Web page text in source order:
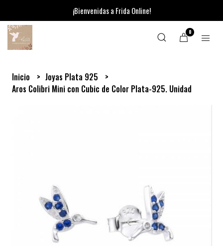
¡Bienvenidas a Frida Online!
0
Inicio
Joyas Plata 925
Aros Colibri Mini con Cubic de Color Plata-925. Unidad